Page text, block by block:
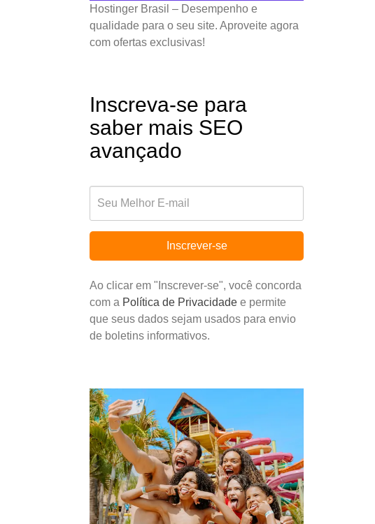
Hostinger Brasil – Desempenho e
qualidade para o seu site. Aproveite agora
com ofertas exclusivas!
Inscreva-se para
saber mais SEO
avançado
Inscrever-se
Ao clicar em "Inscrever-se", você concorda
com a Política de Privacidade e permite
que seus dados sejam usados para envio
de boletins informativos.